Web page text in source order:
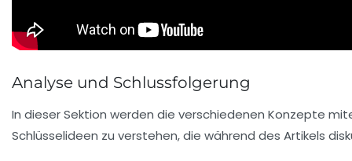
Analyse und Schlussfolgerung
In dieser Sektion werden die verschiedenen Konzepte
Schlüsselideen zu verstehen, die während des Artikels